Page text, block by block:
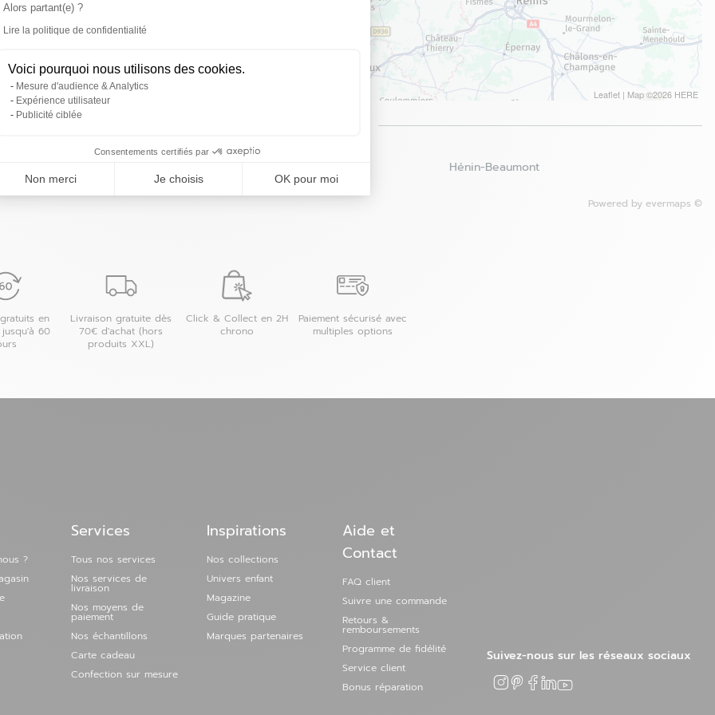
Alors partant(e) ?
Lire la politique de confidentialité
Voici pourquoi nous utilisons des cookies.
Mesure d'audience & Analytics
Expérience utilisateur
Publicité ciblée
Consentements certifiés par
Non merci Je choisis OK pour moi
Axeptio consent
Leaflet| Map ©2026 HERE
Les magasins 4MURS dans les villes à proximité
Maubeuge
Hénin-Beaumont
Powered by evermaps ©
en
jusqu'à 60
Livraison gratuite dès
70€ d'achat (hors
produits XXL)
Click & Collect en 2H
chrono
Paiement sécurisé avec
multiples options
Suivez-nous sur les réseaux sociaux
?
Services
Tous nos services
Nos services de
livraison
Nos moyens de
paiement
Nos échantillons
Carte cadeau
Confection sur mesure
Inspirations
Nos collections
Univers enfant
Magazine
Guide pratique
Marques partenaires
Aide et
Contact
FAQ client
Suivre une commande
Retours &
remboursements
Programme de fidélité
Service client
Bonus réparation